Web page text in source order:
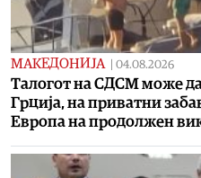
МАКЕДОНИЈА 04.08.2026
Талогот на СДСМ може да
Грција, на приватни
Европа на продолжен